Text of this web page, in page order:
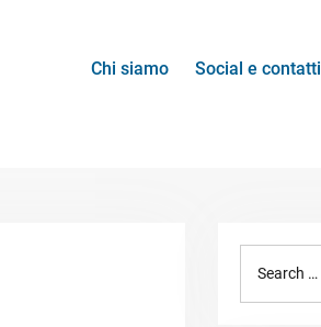
Chi siamo Social e contatti